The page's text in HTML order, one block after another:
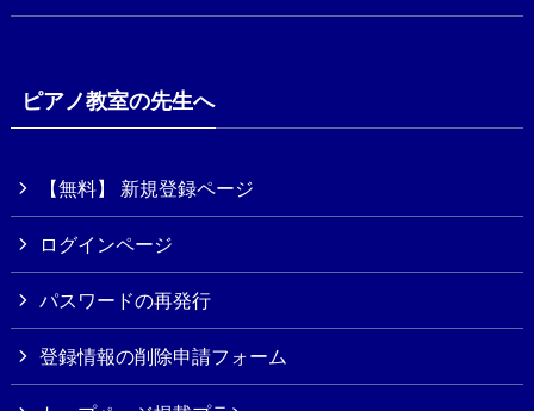
ピアノ教室の先生へ
【無料】 新規登録ページ
ログインページ
パスワードの再発行
登録情報の削除申請フォーム